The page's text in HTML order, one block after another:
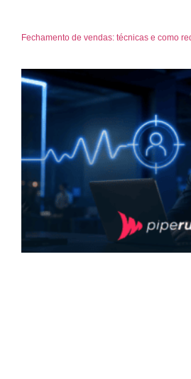
Fechamento de vendas: técnicas e como